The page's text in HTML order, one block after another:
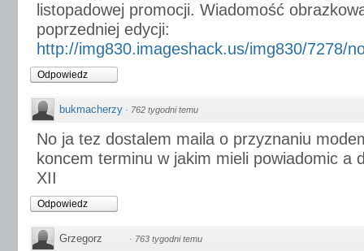
listopadowej promocji. Wiadomość
poprzedniej edycji:
http://img830.imageshack.us/img830/7278/
Odpowiedz
bukmacherzy · 762 tygodni temu
No ja tez dostalem maila o przyznaniu
koncem terminu w jakim mieli powiadomic a
XII
Odpowiedz
Grzegorz · 763 tygodni temu